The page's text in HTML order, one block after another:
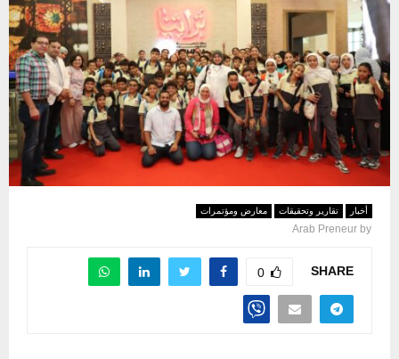
أخبار تقارير وتحقيقات معارض ومؤتمرات
by
Arab Preneur
SHARE
0